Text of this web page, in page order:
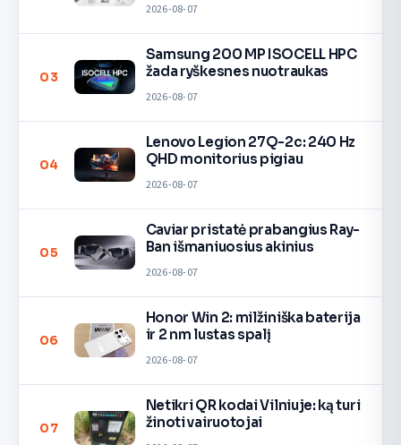
2026-08-07
03
Samsung 200 MP ISOCELL HPC
žada ryškesnes nuotraukas
2026-08-07
04
Lenovo Legion 27Q-2c: 240 Hz
QHD monitorius pigiau
2026-08-07
05
Caviar pristatė prabangius Ray-
Ban išmaniuosius akinius
2026-08-07
06
Honor Win 2: milžiniška baterija
ir 2 nm lustas spalį
2026-08-07
07
Netikri QR kodai Vilniuje: ką turi
žinoti vairuotojai